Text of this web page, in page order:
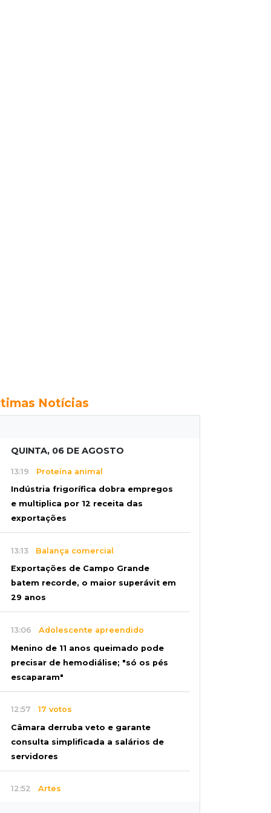
Notícias
QUINTA, 06 DE AGOSTO
13:19 Proteína animal
Indústria frigorífica dobra empregos
e multiplica por 12 receita das
exportações
13:13 Balança comercial
Exportações de Campo Grande
batem recorde, o maior superávit em
29 anos
13:06 Adolescente apreendido
Menino de 11 anos queimado pode
precisar de hemodiálise; "só os pés
escaparam"
12:57 17 votos
Câmara derruba veto e garante
consulta simplificada a salários de
servidores
12:52 Artes